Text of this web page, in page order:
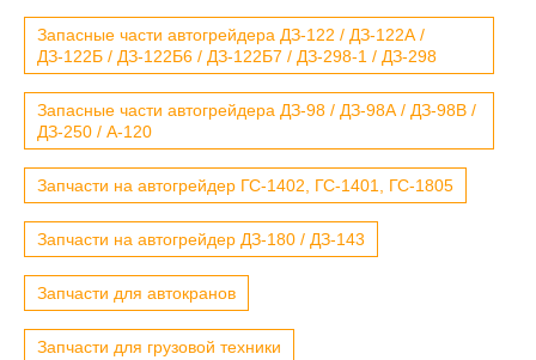
Запасные части автогрейдера ДЗ-122 / ДЗ-122А /
ДЗ-122Б / ДЗ-122Б6 / ДЗ-122Б7 / ДЗ-298-1 / ДЗ-298
Запасные части автогрейдера ДЗ-98 / ДЗ-98А / ДЗ-98В /
ДЗ-250 / А-120
Запчасти на автогрейдер ГС-1402, ГС-1401, ГС-1805
Запчасти на автогрейдер ДЗ-180 / ДЗ-143
Запчасти для автокранов
Запчасти для грузовой техники